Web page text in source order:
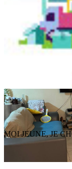
MOI JEUNE, JE